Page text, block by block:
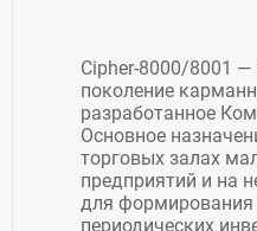
Cipher-8000/8001 —
поколение
разработанное
Основное
торговых залах
предприятий и на
для формирования
периодических